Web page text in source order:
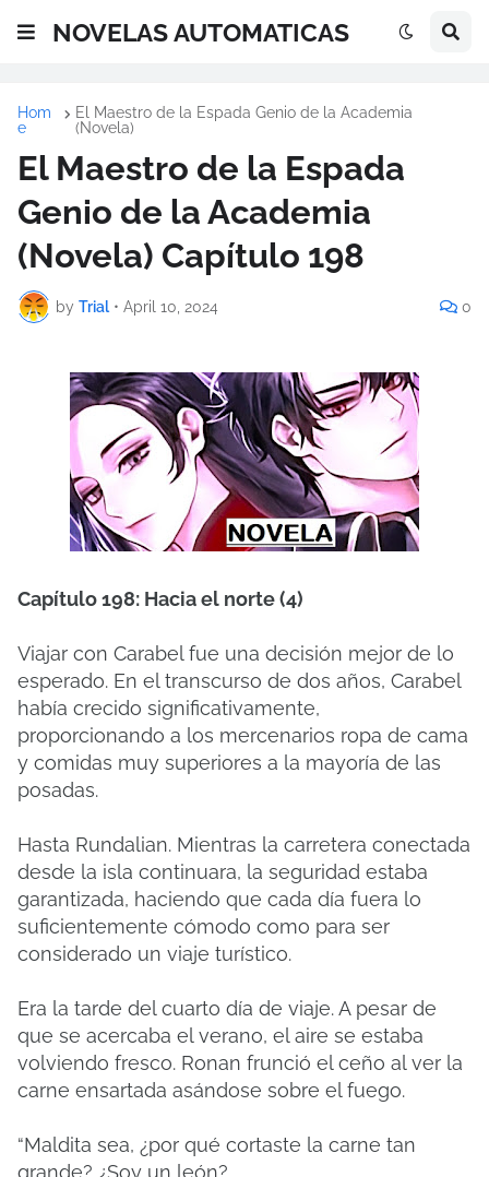
NOVELAS AUTOMATICAS
Hom
e
El Maestro de la Espada Genio de la Academia
(Novela)
El Maestro de la Espada
Genio de la Academia
(Novela) Capítulo 198
by Trial • April 10, 2024 0
Capítulo 198: Hacia el norte (4)
Viajar con Carabel fue una decisión mejor de lo
esperado. En el transcurso de dos años, Carabel
había crecido significativamente,
proporcionando a los mercenarios ropa de cama
y comidas muy superiores a la mayoría de las
posadas.
Hasta Rundalian. Mientras la carretera conectada
desde la isla continuara, la seguridad estaba
garantizada, haciendo que cada día fuera lo
suficientemente cómodo como para ser
considerado un viaje turístico.
Era la tarde del cuarto día de viaje. A pesar de
que se acercaba el verano, el aire se estaba
volviendo fresco. Ronan frunció el ceño al ver la
carne ensartada asándose sobre el fuego.
“Maldita sea, ¿por qué cortaste la carne tan
grande? ¿Soy un león?